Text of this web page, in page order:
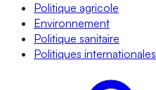
Politique agricole
Environnement
Politique sanitaire
Politiques internationales